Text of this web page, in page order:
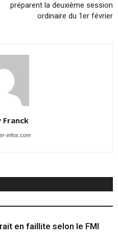
préparent la deuxième session
ordinaire du 1er février
Franck
infos.com
en faillite selon le FMI